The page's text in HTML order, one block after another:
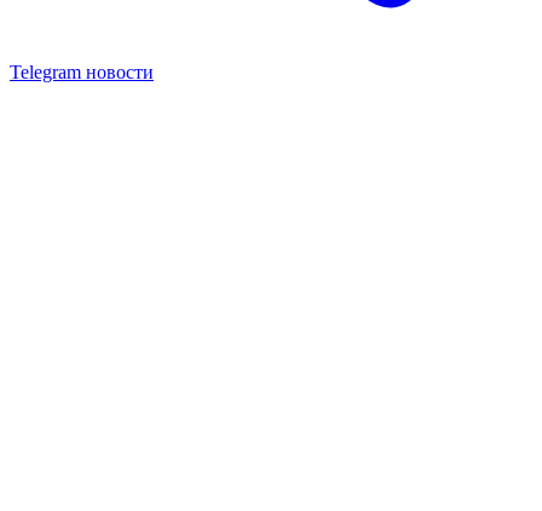
Telegram новости